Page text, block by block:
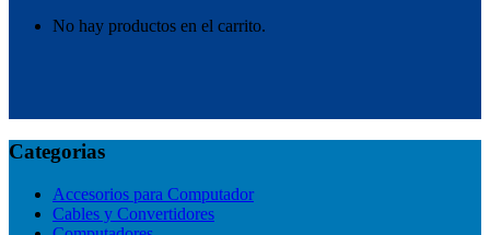
No hay productos en el carrito.
Categorias
Accesorios para Computador
Cables y Convertidores